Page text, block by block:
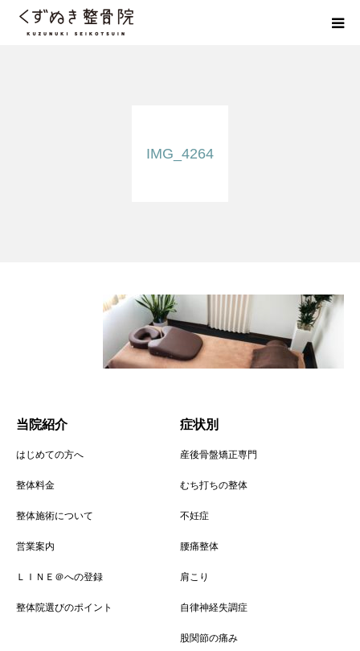
IMG_4264
当院紹介
はじめての方へ
整体料金
整体施術について
営業案内
ＬＩＮＥ＠への登録
整体院選びのポイント
症状別
産後骨盤矯正専門
むち打ちの整体
不妊症
腰痛整体
肩こり
自律神経失調症
股関節の痛み
佐野市の交通事故治療 整骨院